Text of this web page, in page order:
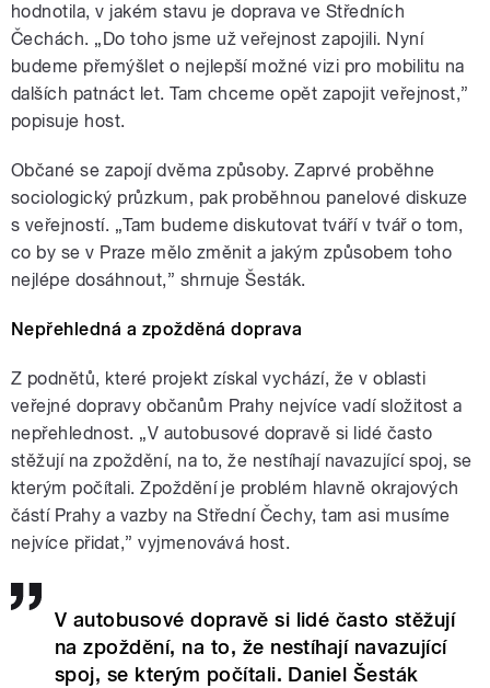
hodnotila, v jakém stavu je doprava ve Středních
Čechách. „Do toho jsme už veřejnost zapojili. Nyní
budeme přemýšlet o nejlepší možné vizi pro mobilitu na
dalších patnáct let. Tam chceme opět zapojit veřejnost,”
popisuje host.
Občané se zapojí dvěma způsoby. Zaprvé proběhne
sociologický průzkum, pak proběhnou panelové diskuze
s veřejností. „Tam budeme diskutovat tváří v tvář o tom,
co by se v Praze mělo změnit a jakým způsobem toho
nejlépe dosáhnout,” shrnuje Šesták.
Nepřehledná a zpožděná doprava
Z podnětů, které projekt získal vychází, že v oblasti
veřejné dopravy občanům Prahy nejvíce vadí složitost a
nepřehlednost. „V autobusové dopravě si lidé často
stěžují na zpoždění, na to, že nestíhají navazující spoj, se
kterým počítali. Zpoždění je problém hlavně okrajových
částí Prahy a vazby na Střední Čechy, tam asi musíme
nejvíce přidat,” vyjmenovává host.
V autobusové dopravě si lidé často stěžují
na zpoždění, na to, že nestíhají navazující
spoj, se kterým počítali. Daniel Šesták